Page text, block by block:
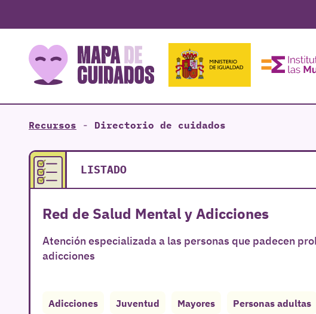
Recursos - Directorio de cuidados
LISTADO
Red de Salud Mental y Adicciones
Atención especializada a las personas que padecen
adicciones
Adicciones Juventud Mayores Personas adultas